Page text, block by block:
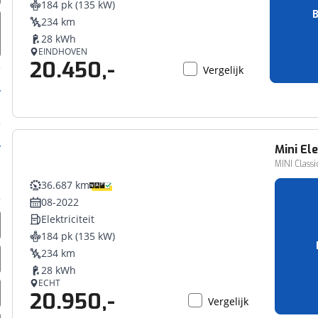
We tonen je graag relevante advertenties en
op en buiten onze website volgt – uiteraard op
en privacyverklaring
cookies. Je voorkeuren kun je later altijd
184 pk (135 kW)
234 km
28 kWh
EINDHOVEN
20.450,- Vergelijk
Mini
MINI
36.687 km
08-2022
Elektriciteit
184 pk (135 kW)
234 km
28 kWh
ECHT
20.950,- Vergelijk